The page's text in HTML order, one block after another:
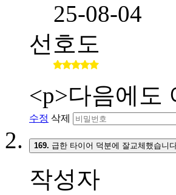
25-08-04
선호도
<p>다음에도
수정 삭제
169. 급한 타이어 덕분에 잘교체했습니
작성자